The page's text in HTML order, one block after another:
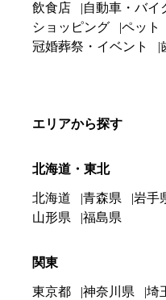
飲食店
自動車・バイ
ショッピング
ペット
冠婚葬祭・イベント
エリアから探す
北海道・東北
北海道 青森県 岩手
山形県
福島県
関東
東京都 神奈川県 埼